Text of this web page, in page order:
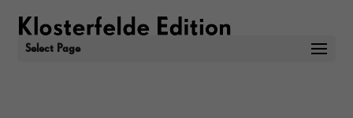
Select Page